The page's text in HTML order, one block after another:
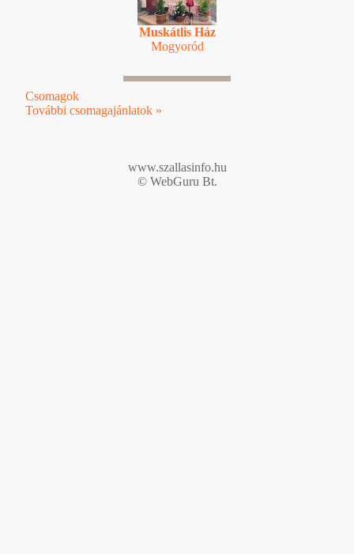
Muskátlis Ház
Mogyoród
Csomagok
További csomagajánlatok »
www.szallasinfo.hu
© WebGuru Bt.